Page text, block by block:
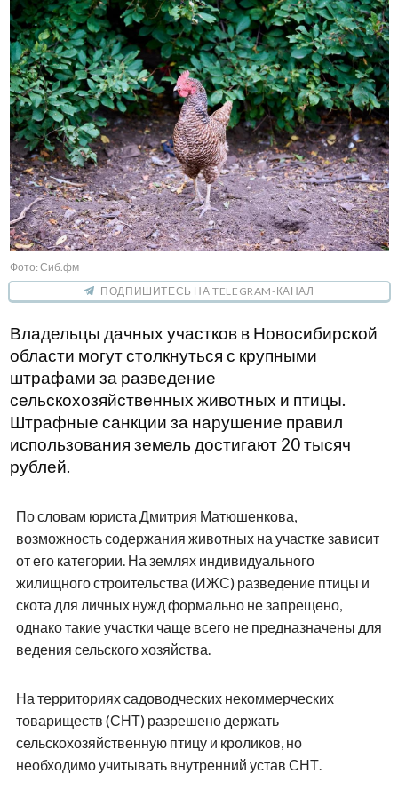
Фото: Сиб.фм
ПОДПИШИТЕСЬ НА TELEGRAM-КАНАЛ
Владельцы дачных участков в Новосибирской
области могут столкнуться с крупными
штрафами за разведение
сельскохозяйственных животных и птицы.
Штрафные санкции за нарушение правил
использования земель достигают 20 тысяч
рублей.
По словам юриста Дмитрия Матюшенкова,
возможность содержания животных на участке зависит
от его категории. На землях индивидуального
жилищного строительства (ИЖС) разведение птицы и
скота для личных нужд формально не запрещено,
однако такие участки чаще всего не предназначены для
ведения сельского хозяйства.
На территориях садоводческих некоммерческих
товариществ (СНТ) разрешено держать
сельскохозяйственную птицу и кроликов, но
необходимо учитывать внутренний устав СНТ.